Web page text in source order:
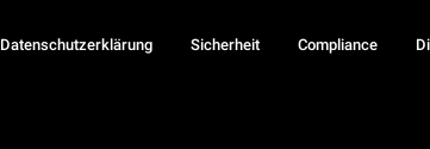
Datenschutzerklärung Sicherheit Compliance